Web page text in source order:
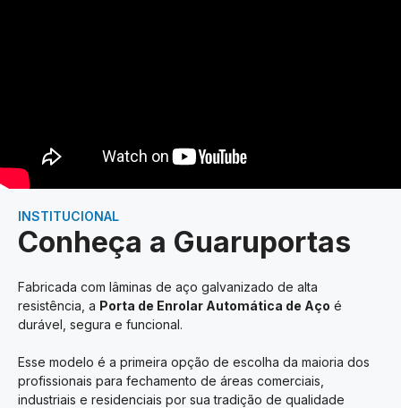
INSTITUCIONAL
Conheça a Guaruportas
Fabricada com lâminas de aço galvanizado de alta
resistência, a Porta de Enrolar Automática de Aço é
durável, segura e funcional.
Esse modelo é a primeira opção de escolha da maioria dos
profissionais para fechamento de áreas comerciais,
industriais e residenciais por sua tradição de qualidade